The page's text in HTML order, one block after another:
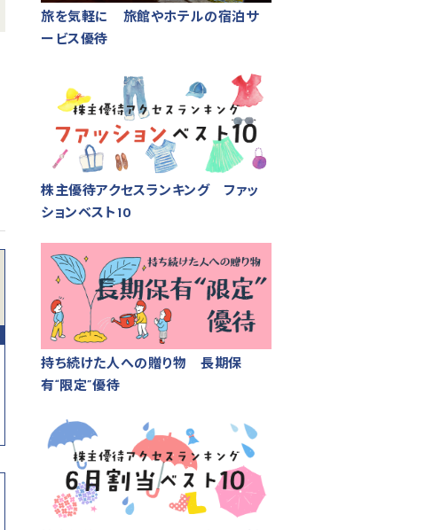
旅を気軽に 旅館やホテルの宿泊サ
ービス優待
株主優待アクセスランキング ファッ
ションベスト10
持ち続けた人への贈り物 長期保
有“限定”優待